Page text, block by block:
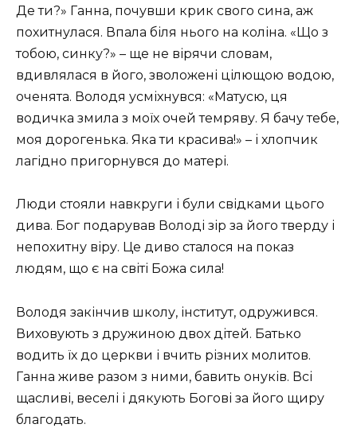
Де ти?» Ганна, почувши крик свого сина, аж
похитнулася. Впала біля нього на коліна. «Що з
тобою, синку?» – ще не вірячи словам,
вдивлялася в його, зволожені цілющою водою,
оченята. Володя усміхнувся: «Матусю, ця
водичка змила з моїх очей темряву. Я бачу тебе,
моя дорогенька. Яка ти красива!» – і хлопчик
лагідно пригорнувся до матері.
Люди стояли навкруги і були свідками цього
дива. Бог подарував Володі зір за його тверду і
непохитну віру. Це диво сталося на показ
людям, що є на світі Божа сила!
Володя закінчив школу, інститут, одружився.
Виховують з дружиною двох дітей. Батько
водить їх до церкви і вчить різних молитов.
Ганна живе разом з ними, бавить онуків. Всі
щасливі, веселі і дякують Богові за його щиру
благодать.